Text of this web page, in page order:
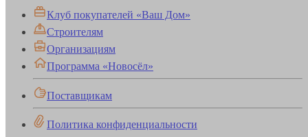
Клуб покупателей «Ваш Дом»
Строителям
Организациям
Программа «Новосёл»
Поставщикам
Политика конфиденциальности